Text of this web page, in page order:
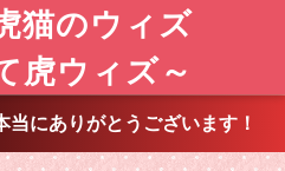
猫のウィズ
虎ウィズ～
当にありがとうございます！